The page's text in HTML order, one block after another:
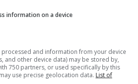
information on a device
and information from your device
and other device data) may be stored by,
750 partners, or used specifically by this
use precise geolocation data. List of